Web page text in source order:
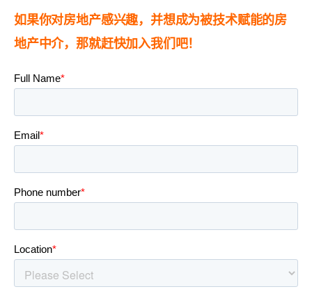
如果你对房地产感兴趣，并想成为被技术赋能的房
地产中介，那就赶快加入我们吧！